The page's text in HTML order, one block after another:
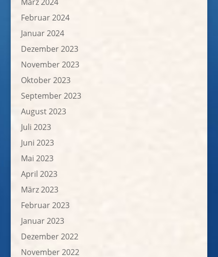
Februar 2024
Januar 2024
Dezember 2023
November 2023
Oktober 2023
September 2023
August 2023
Juli 2023
Juni 2023
Mai 2023
April 2023
März 2023
Februar 2023
Januar 2023
Dezember 2022
November 2022